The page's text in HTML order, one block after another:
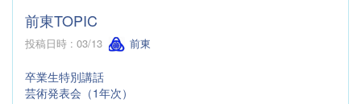
前東TOPIC
投稿日時 : 03/13 前東
卒業生特別講話
芸術発表会（1年次）